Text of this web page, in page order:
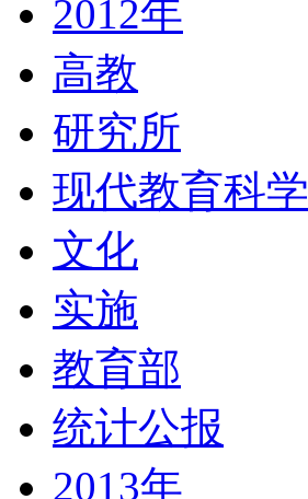
2012年
高教
研究所
现代教育科学
文化
实施
教育部
统计公报
2013年